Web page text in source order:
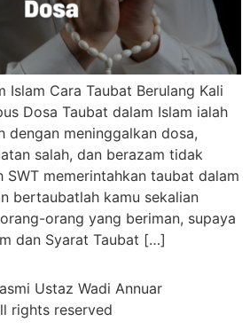
Islam Cara Taubat Berulang Kali
Dosa Taubat dalam Islam ialah
dengan meninggalkan dosa,
salah, dan berazam tidak
SWT memerintahkan taubat dalam
bertaubatlah kamu sekalian
orang yang beriman, supaya
dan Syarat Taubat […]
Ustaz Wadi Annuar
rights reserved